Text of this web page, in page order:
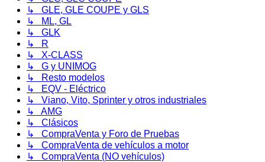
↳ GLE, GLE COUPE y GLS
↳ ML, GL
↳ GLK
↳ R
↳ X-CLASS
↳ G y UNIMOG
↳ Resto modelos
↳ EQV - Eléctrico
↳ Viano, Vito, Sprinter y otros industriales
↳ AMG
↳ Clásicos
↳ CompraVenta y Foro de Pruebas
↳ CompraVenta de vehículos a motor
↳ CompraVenta (NO vehículos)